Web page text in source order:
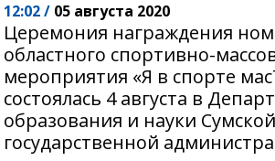
12:02 / 05 августа 2020
Церемония награждения
областного спортивно-
мероприятия «Я в спорте
состоялась 4 августа в
образования и науки
государственной